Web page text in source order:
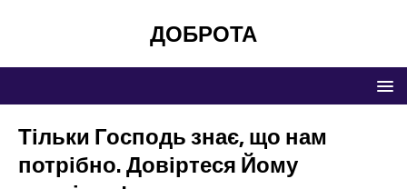
ДОБРОТА
Тільки Господь знає, що нам
потрібно. Довіртеся Йому